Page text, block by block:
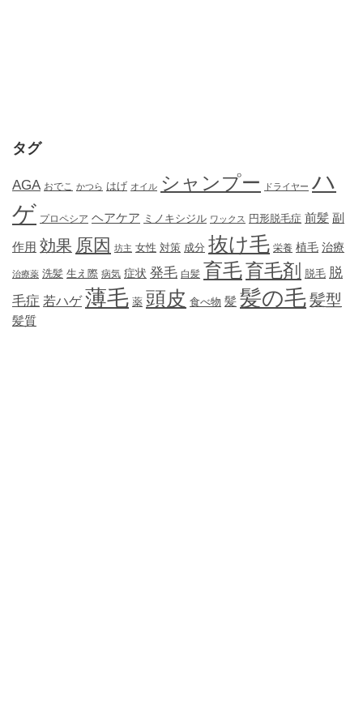
タグ
AGA おでこ かつら はげ オイル シャンプー ドライヤー ハ
ゲ プロペシア ヘアケア ミノキシジル ワックス 円形脱毛症 前髪 副
作用 効果 原因 坊主 女性 対策 成分 抜け毛 栄養 植毛 治療
治療薬 洗髪 生え際 病気 症状 発毛 白髪 育毛育毛剤 脱毛 脱
毛症 若ハゲ 薄毛 薬 頭皮 食べ物 髪 髪の毛髪型
髪質